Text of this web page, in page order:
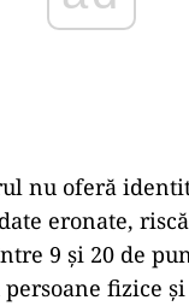
nu oferă
eronate,
9 și 20 de
fizice